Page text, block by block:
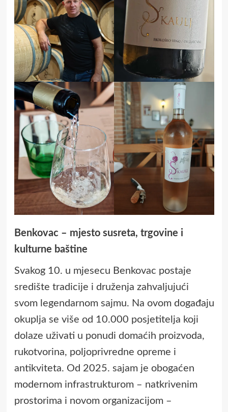
Benkovac – mjesto susreta, trgovine i
kulturne baštine
Svakog 10. u mjesecu Benkovac postaje
središte tradicije i druženja zahvaljujući
svom legendarnom sajmu. Na ovom događaju
okuplja se više od 10.000 posjetitelja koji
dolaze uživati u ponudi domaćih proizvoda,
rukotvorina, poljoprivredne opreme i
antikviteta. Od 2025. sajam je obogaćen
modernom infrastrukturom – natkrivenim
prostorima i novom organizacijom –